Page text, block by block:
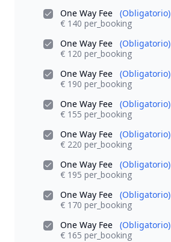
One Way Fee
(Obligatorio)
€ 140 per_booking
One Way Fee
(Obligatorio)
€ 120 per_booking
One Way Fee
(Obligatorio)
€ 190 per_booking
One Way Fee
(Obligatorio)
€ 155 per_booking
One Way Fee
(Obligatorio)
€ 220 per_booking
One Way Fee
(Obligatorio)
€ 195 per_booking
One Way Fee
(Obligatorio)
€ 170 per_booking
One Way Fee
(Obligatorio)
€ 165 per_booking